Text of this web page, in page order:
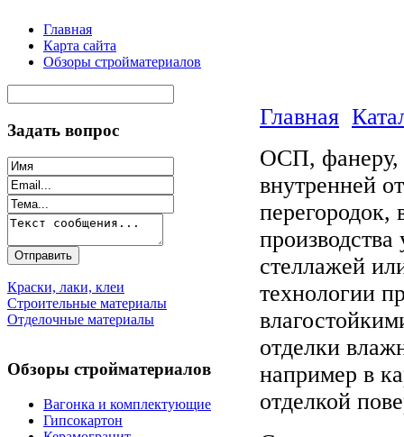
Главная
Карта сайта
Обзоры стройматериалов
Задать вопрос
Краски, лаки, клеи
Строительные материалы
Отделочные материалы
Обзоры стройматериалов
Вагонка и комплектующие
Гипсокартон
Главная
ОСП,
внутренней
перегородок,
стеллажей
технологии
отделки
например в
отделкой